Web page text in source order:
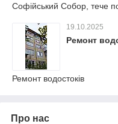
Софійський Собор, тече
19.10.2025
Ремонт
Ремонт водостоків
Про нас